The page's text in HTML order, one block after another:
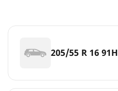
205/55 R 16 91H